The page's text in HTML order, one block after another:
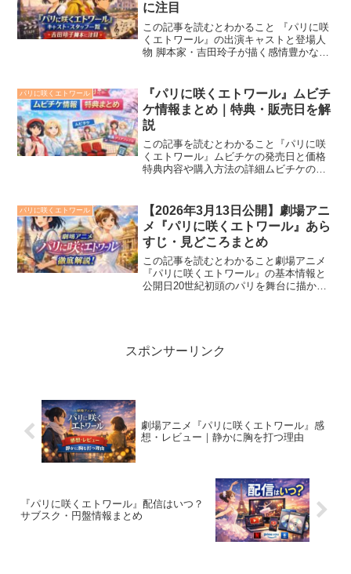
に注目
この記事を読むとわかること 『パリに咲
くエトワール』の出演キャストと登場人
物 脚本家・吉田玲子が描く感情豊かな物
アニメ『パリに咲くエトワール』は、20
世紀初頭の...
パリに咲くエトワール
『パリに咲くエトワール』ムビチ
ケ情報まとめ｜特典・販売日を解
説
この記事を読むとわかること『パリに咲
くエトワール』ムビチケの発売日と価格
特典内容や購入方法の詳細ムビチケの使
ル』のムビチケ情報が解禁され、ファン
の間で注目を集めてい...
パリに咲くエトワール
【2026年3月13日公開】劇場アニ
メ『パリに咲くエトワール』あら
すじ・見どころまとめ
この記事を読むとわかること劇場アニメ
『パリに咲くエトワール』の基本情報と
公開日20世紀初頭のパリを舞台に描かれ
スポンサーリンク
劇場アニメ『パリに咲くエトワール』感
想・レビュー｜静かに胸を打つ理由
『パリに咲くエトワール』配信はいつ？
サブスク・円盤情報まとめ